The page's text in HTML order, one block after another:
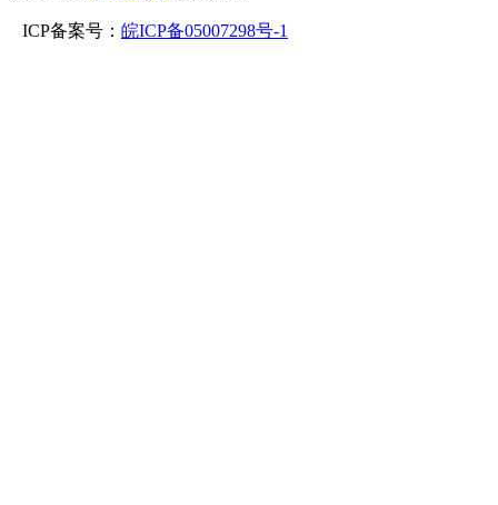
ICP备案号： 皖ICP备05007298号-1